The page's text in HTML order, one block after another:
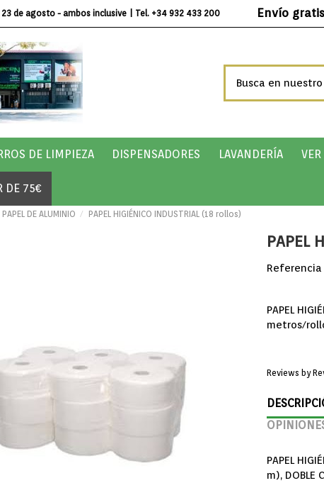
de agosto - ambos inclusive | Tel. +34 932 433 200 Envío
DE LIMPIEZA DISPENSADORES LAVANDERÍA
DE 75€
DE ALUMINIO PAPEL HIGIÉNICO INDUSTRIAL (18 rollos)
PAPEL
Referencia
PAPEL
metros/
Reviews by
PAPEL
m), DOBLE